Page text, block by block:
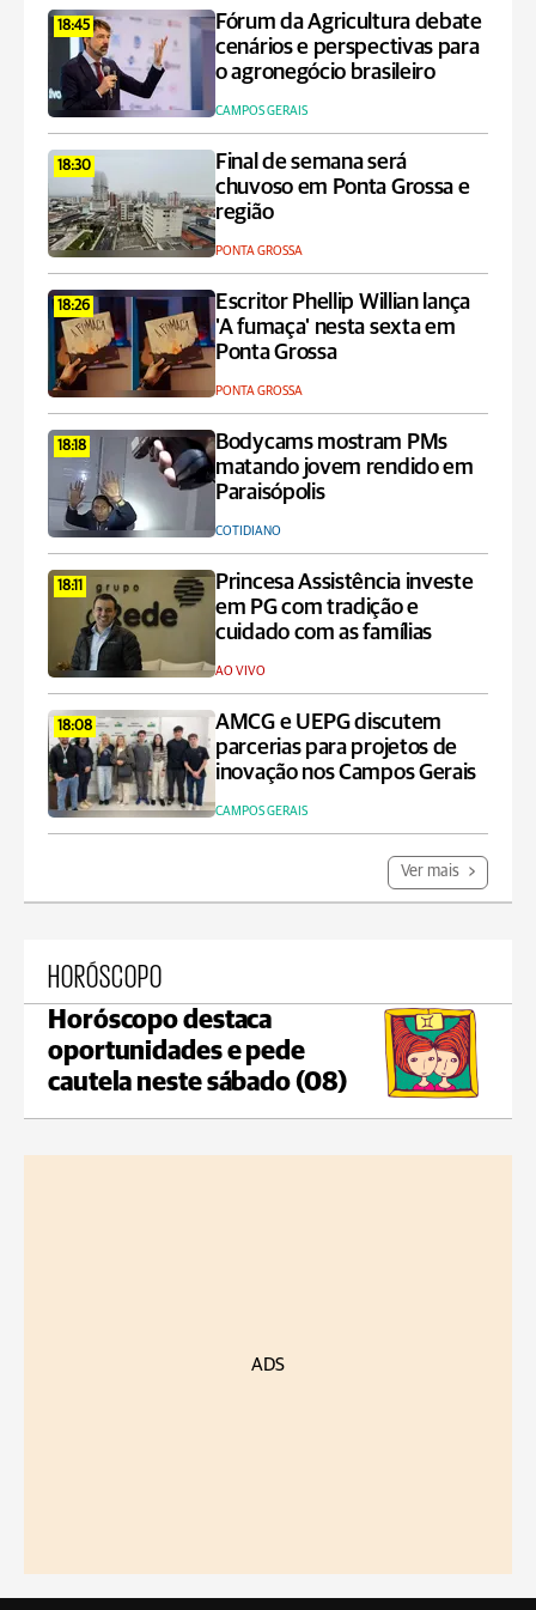
18:45
Fórum da Agricultura debate
cenários e perspectivas para
o agronegócio brasileiro
CAMPOS GERAIS
18:30
Final de semana será
chuvoso em Ponta Grossa e
região
PONTA GROSSA
18:26
Escritor Phellip Willian lança
'A fumaça' nesta sexta em
Ponta Grossa
PONTA GROSSA
18:18
Bodycams mostram PMs
matando jovem rendido em
Paraisópolis
COTIDIANO
18:11
Princesa Assistência investe
em PG com tradição e
cuidado com as famílias
AO VIVO
18:08
AMCG e UEPG discutem
parcerias para projetos de
inovação nos Campos Gerais
CAMPOS GERAIS
Ver mais
HORÓSCOPO
Horóscopo destaca
oportunidades e pede
cautela neste sábado (08)
ADS